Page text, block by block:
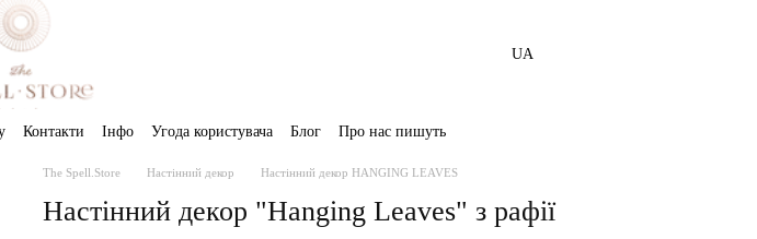
UA
Контакти Інфо Угода користувача Блог Про нас пишуть
The Spell.Store Настінний декор Настінний декор HANGING LEAVES
Настінний декор "Hanging Leaves" з рафії